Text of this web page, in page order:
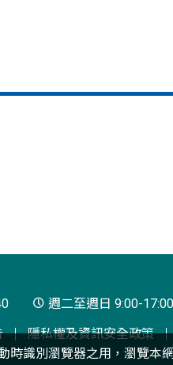
週二至週日 9:00-17:00
隱私權及資訊安全政策
時識別瀏覽器之用，瀏覽本